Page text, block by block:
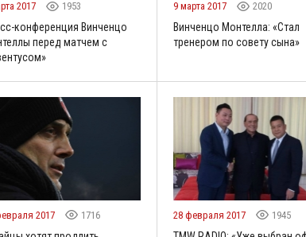
2017 1953
конференция Винченцо
перед матчем с
9 марта 2017 2020
Винченцо Монтелла: «Стал
тренером по совету сына»
2017 1716 28 февраля 2017 1945